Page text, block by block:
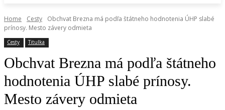
Home Cesty
Obchvat Brezna má podľa štátneho hodnotenia ÚHP slabé
prínosy. Mesto závery odmieta
Cesty Titulka
Obchvat Brezna má podľa štátneho
hodnotenia ÚHP slabé prínosy.
Mesto závery odmieta